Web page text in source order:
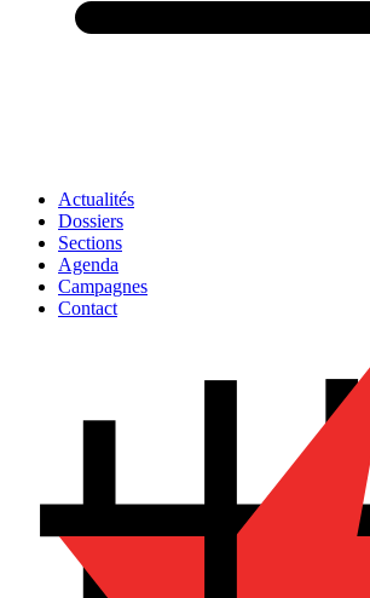
Actualités
Dossiers
Sections
Agenda
Campagnes
Contact